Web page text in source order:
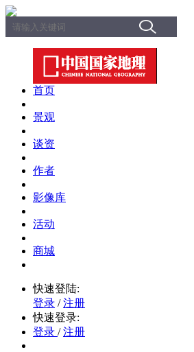
首页
景观
谈资
作者
影像库
活动
商城
快速登陆:
登录 / 注册
快速登录:
登录 / 注册